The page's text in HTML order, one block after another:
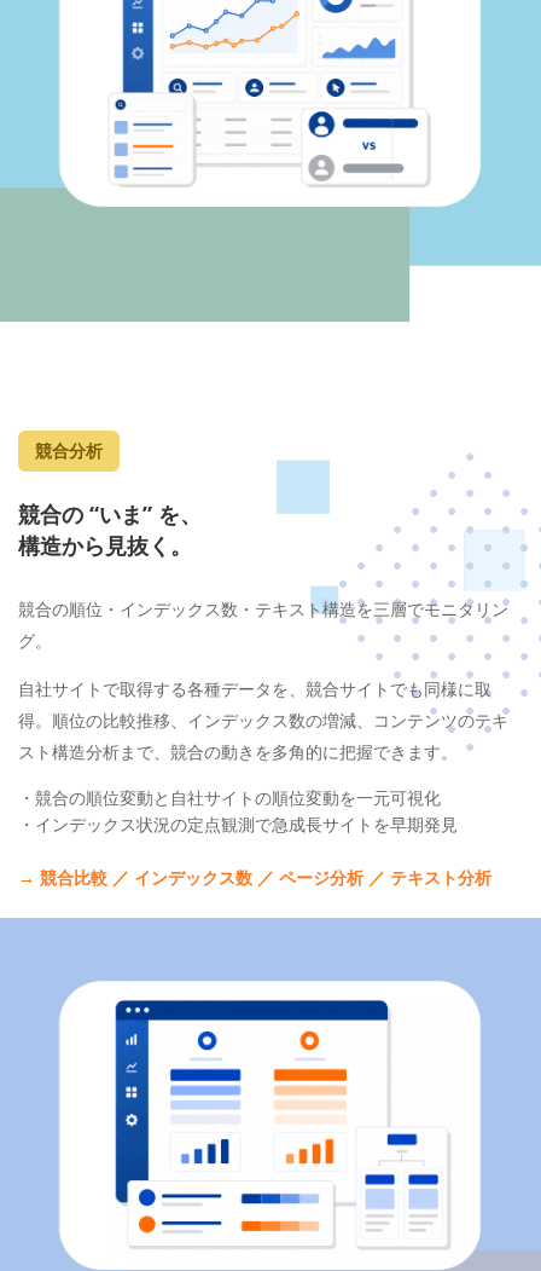
競合分析
競合の “いま” を、
構造から見抜く。
競合の順位・インデックス数・テキスト構造を三層でモニタリン
グ。
自社サイトで取得する各種データを、競合サイトでも同様に取
得。順位の比較推移、インデックス数の増減、コンテンツのテキ
スト構造分析まで、競合の動きを多角的に把握できます。
・競合の順位変動と自社サイトの順位変動を一元可視化
・インデックス状況の定点観測で急成長サイトを早期発見
→ 競合比較 ／ インデックス数 ／ ページ分析／ テキスト分析